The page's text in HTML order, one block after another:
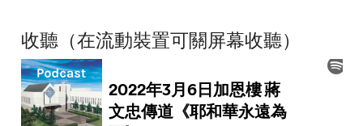
收聽（在流動裝置可關屏幕收聽）